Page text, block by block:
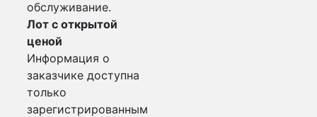
обслуживание.
Лот с открытой
ценой
Информация о
заказчике доступна
только
зарегистрированным